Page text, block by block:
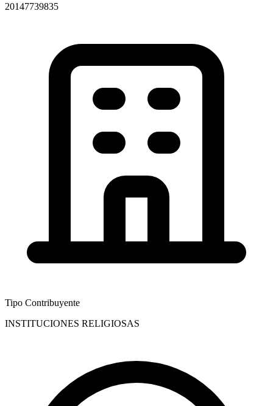
20147739835
Tipo Contribuyente
INSTITUCIONES RELIGIOSAS